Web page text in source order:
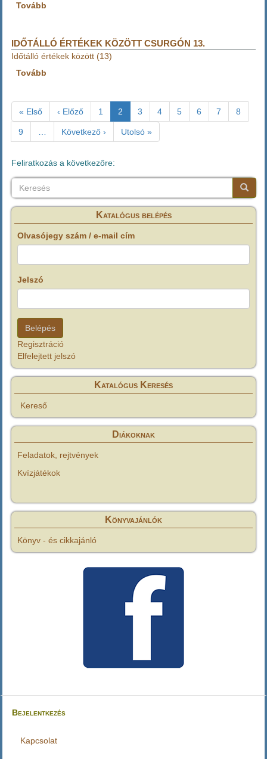
Tovább
Csurgón
14.)
IDŐTÁLLÓ ÉRTÉKEK KÖZÖTT CSURGÓN 13.
Időtálló értékek között (13)
Tovább
Csurgón
13.)
Oldalszámozás
Első
oldal
« Első
Előző
oldal
‹ Előző Oldal
1
Jelenlegi
oldal
2 Oldal
3 Oldal
4 Oldal
5 Oldal
6 Oldal
7 Oldal
8
Oldal
9 …
Következő
oldal
Következő ›
Utolsó
oldal
Utolsó »
Feliratkozás a következőre:
Keresés
Keresés
Katalógus belépés
Olvasójegy szám / e-mail cím
Jelszó
Regisztráció
Elfelejtett jelszó
Katalógus Keresés
Kereső
Diákoknak
Feladatok, rejtvények
Kvízjátékok
Könyvajánlók
Könyv - és cikkajánló
Felhasználói
fiók
menüje
Bejelentkezés
Lábléc
Kapcsolat